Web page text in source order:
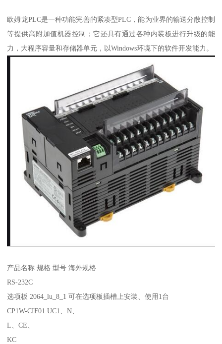
欧姆龙PLC是一种功能完善的紧凑型PLC，能为业界的输送分散控制
等提供高附加值机器控制；它还具有通过各种内装板进行升级的能
力，大程序容量和存储器单元，以Windows环境下的软件开发能力。
产品名称 规格 型号 海外规格
RS-232C
选项板 2064_lu_8_1 可在选项板插槽上安装、使用1台
CP1W-CIF01 UC1、N、
L、CE、
KC